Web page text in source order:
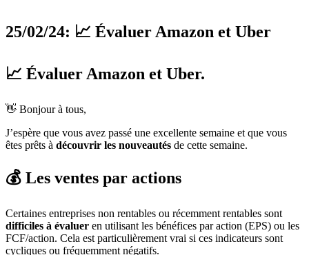
25/02/24: 📈 Évaluer Amazon et Uber
📈 Évaluer Amazon et Uber.
👋 Bonjour à tous,
J’espère que vous avez passé une excellente semaine et que vous
êtes prêts à découvrir les nouveautés de cette semaine.
💰 Les ventes par actions
Certaines entreprises non rentables ou récemment rentables sont
difficiles à évaluer en utilisant les bénéfices par action (EPS) ou les
FCF/action. Cela est particulièrement vrai si ces indicateurs sont
cycliques ou fréquemment négatifs.